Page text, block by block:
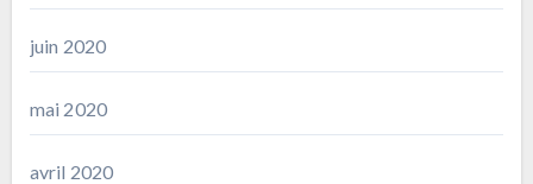
juin 2020
mai 2020
avril 2020